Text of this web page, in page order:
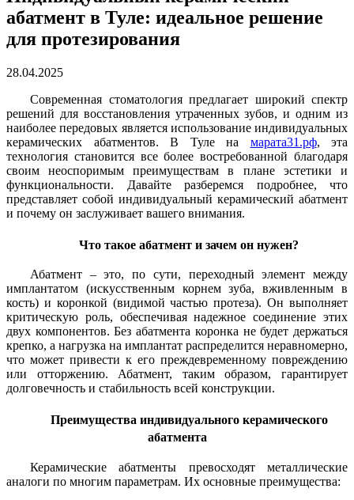
абатмент в Туле: идеальное решение
для протезирования
28.04.2025
Современная стоматология предлагает широкий спектр
решений для восстановления утраченных зубов, и одним из
наиболее передовых является использование индивидуальных
керамических абатментов. В Туле на марата31.рф, эта
технология становится все более востребованной благодаря
своим неоспоримым преимуществам в плане эстетики и
функциональности. Давайте разберемся подробнее, что
представляет собой индивидуальный керамический абатмент
и почему он заслуживает вашего внимания.
Что такое абатмент и зачем он нужен?
Абатмент – это, по сути, переходный элемент между
имплантатом (искусственным корнем зуба, вживленным в
кость) и коронкой (видимой частью протеза). Он выполняет
критическую роль, обеспечивая надежное соединение этих
двух компонентов. Без абатмента коронка не будет держаться
крепко, а нагрузка на имплантат распределится неравномерно,
что может привести к его преждевременному повреждению
или отторжению. Абатмент, таким образом, гарантирует
долговечность и стабильность всей конструкции.
Преимущества индивидуального керамического
абатмента
Керамические абатменты превосходят металлические
аналоги по многим параметрам. Их основные преимущества: